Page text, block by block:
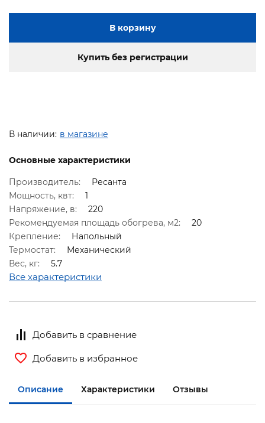
В корзину
Купить без регистрации
В наличии: в магазине
Основные характеристики
Производитель:
Ресанта
Мощность, квт:
1
Напряжение, в:
220
Рекомендуемая площадь обогрева, м2:
20
Крепление:
Напольный
Термостат:
Механический
Вес, кг:
5.7
Все характеристики
Добавить в сравнение
Добавить в избранное
Описание Характеристики Отзывы